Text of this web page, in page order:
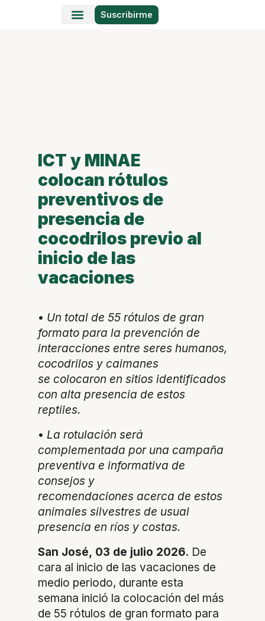
Suscribirme
ICT y MINAE
colocan rótulos
preventivos de
presencia de
cocodrilos previo al
inicio de las
vacaciones
• Un total de 55 rótulos de gran
formato para la prevención de
interacciones entre seres humanos,
cocodrilos y caimanes
se colocaron en sitios identificados
con alta presencia de estos
reptiles.
• La rotulación será
complementada por una campaña
preventiva e informativa de
consejos y
recomendaciones acerca de estos
animales silvestres de usual
presencia en ríos y costas.
San José, 03 de julio 2026. De
cara al inicio de las vacaciones de
medio periodo, durante esta
semana inició la colocación del más
de 55 rótulos de gran formato para